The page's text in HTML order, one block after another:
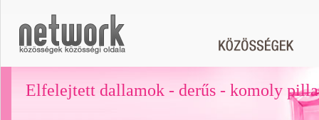
Elfelejtett dallamok - derűs - komoly